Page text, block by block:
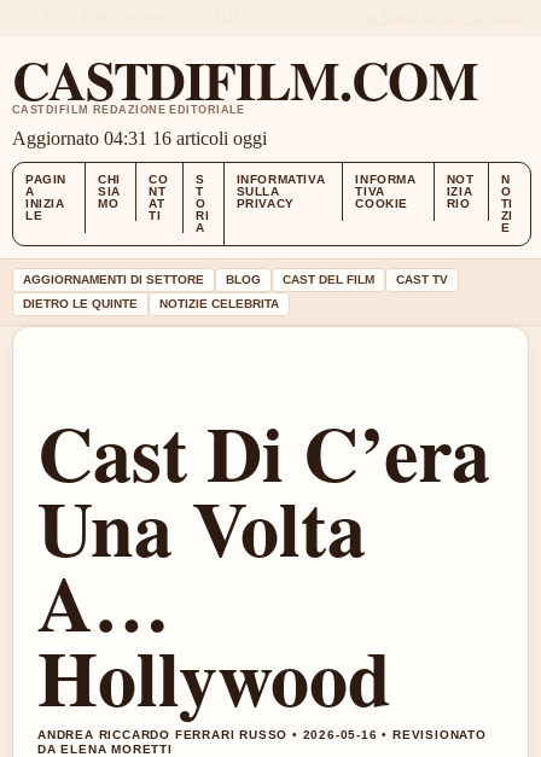
CASTDIFILM.COM
CASTDIFILM REDAZIONE EDITORIALE
Aggiornato 04:31 16 articoli oggi
PAGIN
A
INIZIA
LE
CHI
SIA
MO
CO
NT
AT
TI
S
T
O
RI
A
INFORMATIVA
SULLA
PRIVACY
INFORMA
TIVA
COOKIE
NOT
IZIA
RIO
N
O
TI
ZI
E
AGGIORNAMENTI DI SETTORE BLOG CAST DEL FILM
CAST TV
DIETRO LE QUINTE
NOTIZIE CELEBRITA
Cast Di C’era
Una Volta
A…
Hollywood
ANDREA RICCARDO FERRARI RUSSO • 2026-05-16 • REVISIONATO
DA ELENA MORETTI